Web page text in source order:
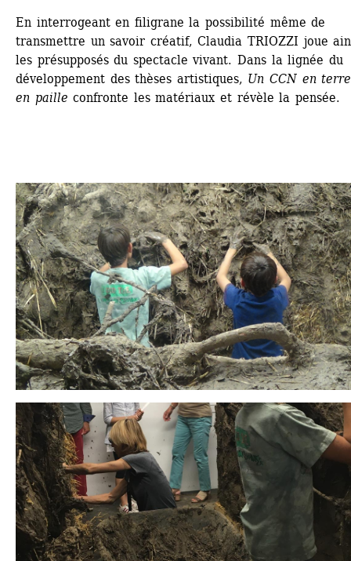
En interrogeant en filigrane la possibilité même de
transmettre un savoir créatif, Claudia TRIOZZI joue
les présupposés du spectacle vivant. Dans la lignée du
développement des thèses artistiques, Un CCN en
en paille confronte les matériaux et révèle la pensée.